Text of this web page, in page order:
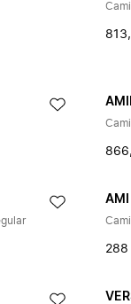
AMI
288